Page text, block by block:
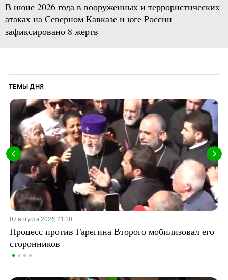
В июне 2026 года в вооруженных и террористических
атаках на Северном Кавказе и юге России
зафиксировано 8 жертв
ТЕМЫ ДНЯ
07 августа 2026, 21:10
Процесс против Гарегина Второго мобилизовал его
сторонников